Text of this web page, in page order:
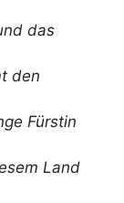
das
den
Fürstin
Land